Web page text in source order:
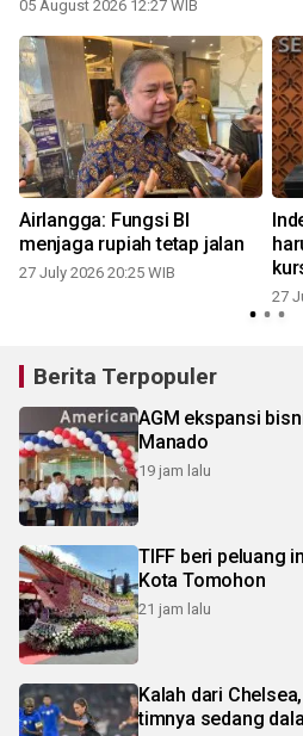
05 August 2026 12:27 WIB
Airlangga: Fungsi BI
menjaga rupiah tetap jalan
27 July 2026 20:25 WIB
27
Berita Terpopuler
AGM ekspansi
Manado
19 jam lalu
TIFF beri peluang
Kota Tomohon
21 jam lalu
Kalah dari
timnya sedang